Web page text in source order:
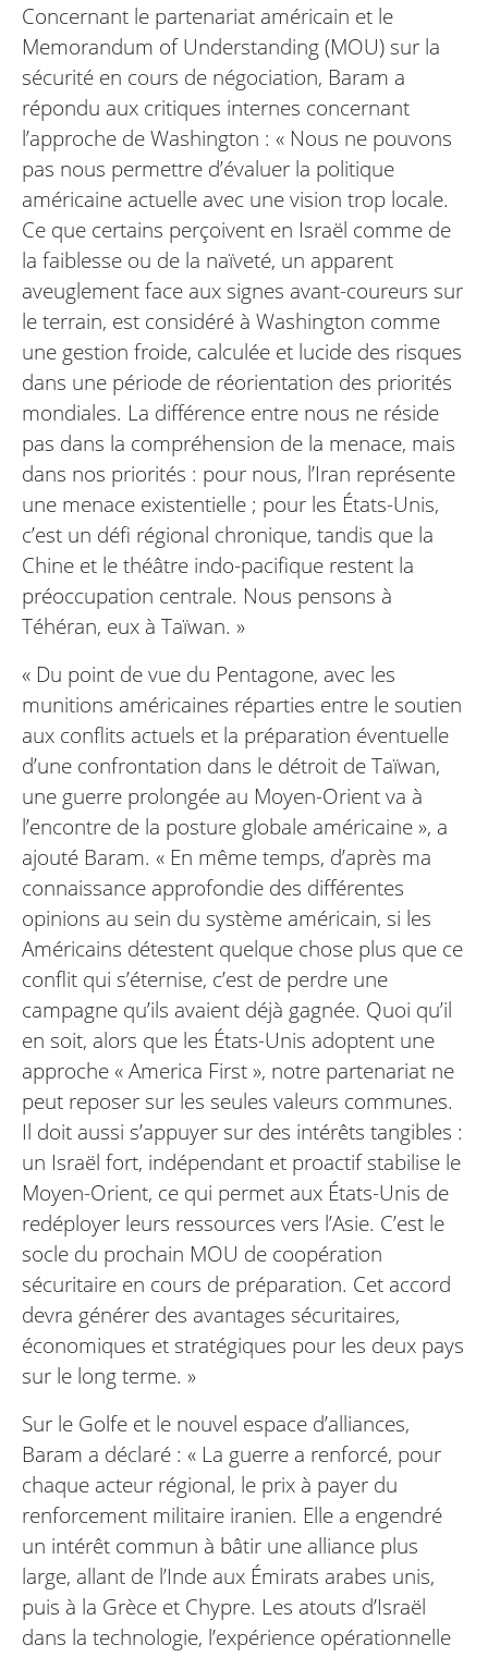
Concernant le partenariat américain et le
Memorandum of Understanding (MOU) sur la
sécurité en cours de négociation, Baram a
répondu aux critiques internes concernant
l’approche de Washington : « Nous ne pouvons
pas nous permettre d’évaluer la politique
américaine actuelle avec une vision trop locale.
Ce que certains perçoivent en Israël comme de
la faiblesse ou de la naïveté, un apparent
aveuglement face aux signes avant-coureurs sur
le terrain, est considéré à Washington comme
une gestion froide, calculée et lucide des risques
dans une période de réorientation des priorités
mondiales. La différence entre nous ne réside
pas dans la compréhension de la menace, mais
dans nos priorités : pour nous, l’Iran représente
une menace existentielle ; pour les États-Unis,
c’est un défi régional chronique, tandis que la
Chine et le théâtre indo-pacifique restent la
préoccupation centrale. Nous pensons à
Téhéran, eux à Taïwan. »
« Du point de vue du Pentagone, avec les
munitions américaines réparties entre le soutien
aux conflits actuels et la préparation éventuelle
d’une confrontation dans le détroit de Taïwan,
une guerre prolongée au Moyen-Orient va à
l’encontre de la posture globale américaine », a
ajouté Baram. « En même temps, d’après ma
connaissance approfondie des différentes
opinions au sein du système américain, si les
Américains détestent quelque chose plus que ce
conflit qui s’éternise, c’est de perdre une
campagne qu’ils avaient déjà gagnée. Quoi qu’il
en soit, alors que les États-Unis adoptent une
approche « America First », notre partenariat ne
peut reposer sur les seules valeurs communes.
Il doit aussi s’appuyer sur des intérêts tangibles :
un Israël fort, indépendant et proactif stabilise le
Moyen-Orient, ce qui permet aux États-Unis de
redéployer leurs ressources vers l’Asie. C’est le
socle du prochain MOU de coopération
sécuritaire en cours de préparation. Cet accord
devra générer des avantages sécuritaires,
économiques et stratégiques pour les deux pays
sur le long terme. »
Sur le Golfe et le nouvel espace d’alliances,
Baram a déclaré : « La guerre a renforcé, pour
chaque acteur régional, le prix à payer du
renforcement militaire iranien. Elle a engendré
un intérêt commun à bâtir une alliance plus
large, allant de l’Inde aux Émirats arabes unis,
puis à la Grèce et Chypre. Les atouts d’Israël
dans la technologie, l’expérience opérationnelle